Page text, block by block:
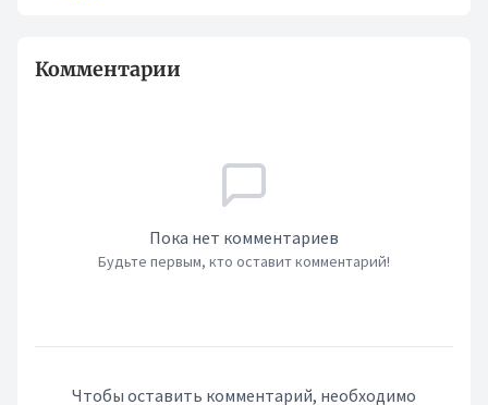
Комментарии
Пока нет комментариев
Будьте первым, кто оставит комментарий!
Чтобы оставить комментарий, необходимо